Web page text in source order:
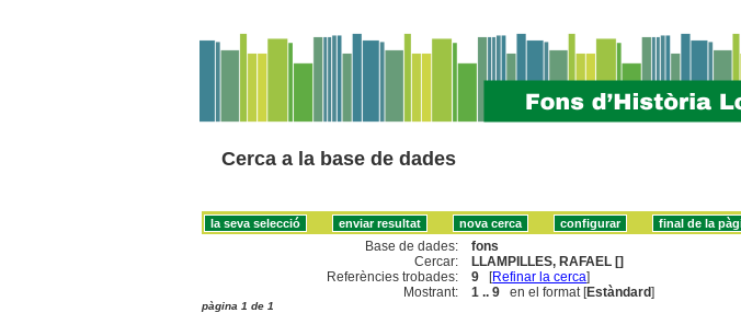
Cerca a la base de dades
Base de dades:
fons
Cercar:
LLAMPILLES, RAFAEL []
Referències trobades:
9 [Refinar la cerca]
Mostrant:
1 .. 9 en el format [Estàndard]
pàgina 1 de 1